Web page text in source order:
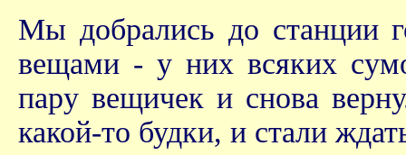
Мы добрались до станции
вещами - у них всяких
пару вещичек и снова
какой-то будки, и стали